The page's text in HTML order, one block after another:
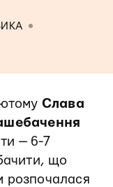
Слава
— 6-7
що
розпочалася